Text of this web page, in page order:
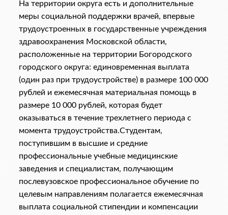
На территории округа есть и дополнительные
меры социальной поддержки врачей, впервые
трудоустроенных в государственные учреждения
здравоохранения Московской области,
расположенные на территории Богородского
городского округа: единовременная выплата
(один раз при трудоустройстве) в размере 100 000
рублей и ежемесячная материальная помощь в
размере 10 000 рублей, которая будет
оказываться в течение трехлетнего периода с
момента трудоустройства.Студентам,
поступившим в высшие и средние
профессиональные учебные медицинские
заведения и специалистам, получающим
послевузовское профессиональное обучение по
целевым направлениям полагается ежемесячная
выплата социальной стипендии и компенсации